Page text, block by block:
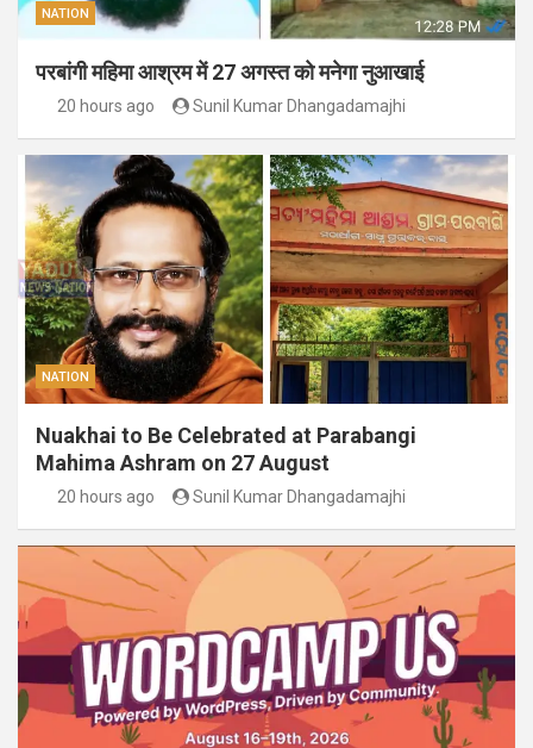
NATION
परबांगी महिमा आश्रम में 27 अगस्त को मनेगा नुआखाई
20 hours ago Sunil Kumar Dhangadamajhi
NATION
Nuakhai to Be Celebrated at Parabangi
Mahima Ashram on 27 August
20 hours ago Sunil Kumar Dhangadamajhi